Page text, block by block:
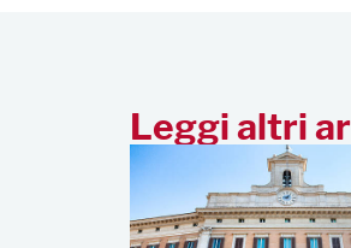
Leggi altri